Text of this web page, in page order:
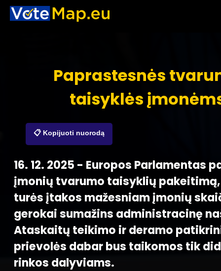
Paprastesnės
taisyklės
📋 Kopijuoti nuorodą
16. 12. 2025 - Europos Parlamentas
įmonių tvarumo taisyklių
turės įtakos mažesniam įmonių
gerokai sumažins administracinę
Ataskaitų teikimo ir deramo
prievolės dabar bus taikomos tik
rinkos dalyviams.